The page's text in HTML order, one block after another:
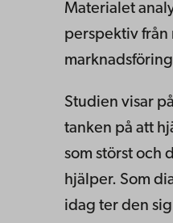
Materialet
perspektiv från
Studien visar
tanken på att
som störst och
hjälper. Som
idag ter den